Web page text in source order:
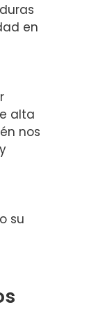
en
alta
nos
su